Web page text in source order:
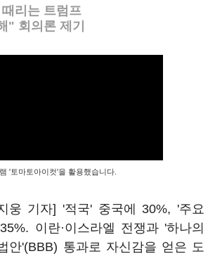
리는 트럼프
" 회의론 제기
'토마토아이컷'을 활용했습니다.
웅 기자] '적국' 중국에 30%, '주요
이란·이스라엘 전쟁과 '하나의
안'(BBB) 통과로 자신감을 얻은 도